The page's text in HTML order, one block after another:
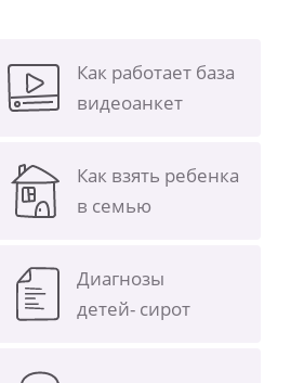
Как работает база
видеоанкет
Как взять ребенка
в семью
Диагнозы
детей- сирот